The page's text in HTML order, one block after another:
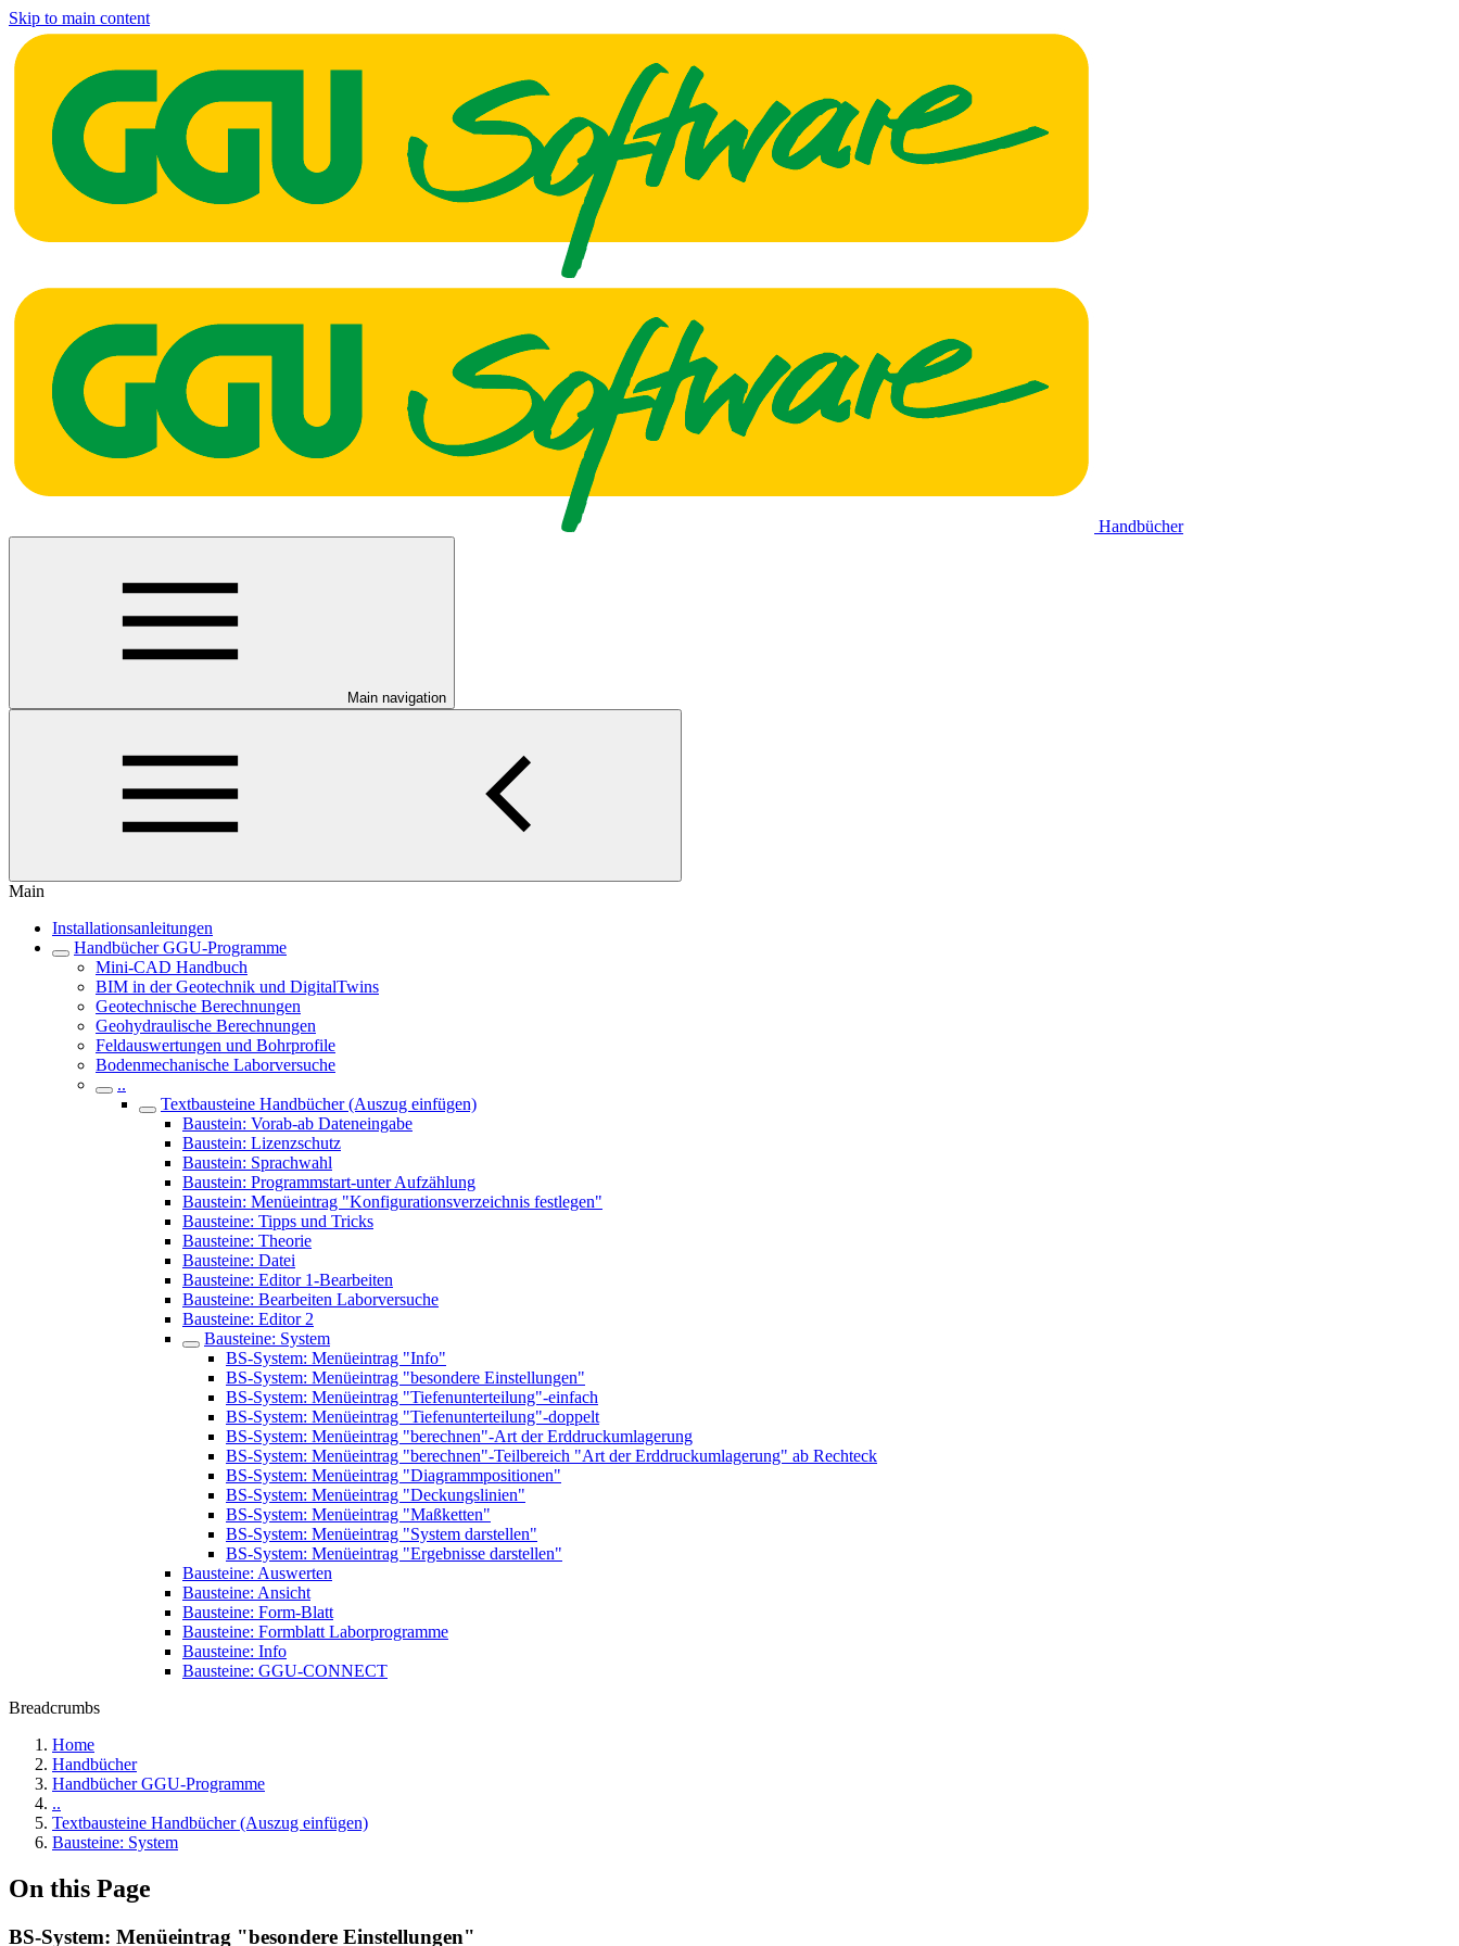
Skip to main content
Handbücher
Main navigation
Main
Installationsanleitungen
Handbücher GGU-Programme
Mini-CAD Handbuch
BIM in der Geotechnik und DigitalTwins
Geotechnische Berechnungen
Geohydraulische Berechnungen
Feldauswertungen und Bohrprofile
Bodenmechanische Laborversuche
..
Textbausteine Handbücher (Auszug einfügen)
Baustein: Vorab-ab Dateneingabe
Baustein: Lizenzschutz
Baustein: Sprachwahl
Baustein: Programmstart-unter Aufzählung
Baustein: Menüeintrag "Konfigurationsverzeichnis festlegen"
Bausteine: Tipps und Tricks
Bausteine: Theorie
Bausteine: Datei
Bausteine: Editor 1-Bearbeiten
Bausteine: Bearbeiten Laborversuche
Bausteine: Editor 2
Bausteine: System
BS-System: Menüeintrag "Info"
BS-System: Menüeintrag "besondere Einstellungen"
BS-System: Menüeintrag "Tiefenunterteilung"-einfach
BS-System: Menüeintrag "Tiefenunterteilung"-doppelt
BS-System: Menüeintrag "berechnen"-Art der Erddruckumlagerung
BS-System: Menüeintrag "berechnen"-Teilbereich "Art der Erddruckumlagerung" ab Rechteck
BS-System: Menüeintrag "Diagrammpositionen"
BS-System: Menüeintrag "Deckungslinien"
BS-System: Menüeintrag "Maßketten"
BS-System: Menüeintrag "System darstellen"
BS-System: Menüeintrag "Ergebnisse darstellen"
Bausteine: Auswerten
Bausteine: Ansicht
Bausteine: Form-Blatt
Bausteine: Formblatt Laborprogramme
Bausteine: Info
Bausteine: GGU-CONNECT
Breadcrumbs
Home
Handbücher
Handbücher GGU-Programme
..
Textbausteine Handbücher (Auszug einfügen)
Bausteine: System
On this Page
BS-System: Menüeintrag "besondere Einstellungen"